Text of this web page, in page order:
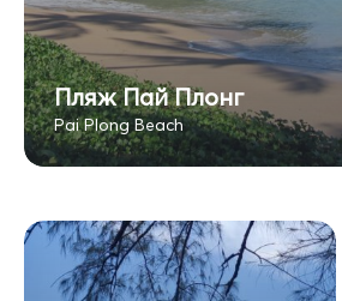
Пляж Пай Плонг
Pai Plong Beach